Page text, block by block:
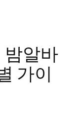
밤알바
가이